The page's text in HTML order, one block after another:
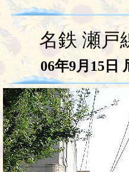
06年9月15日
名鉄 瀬戸